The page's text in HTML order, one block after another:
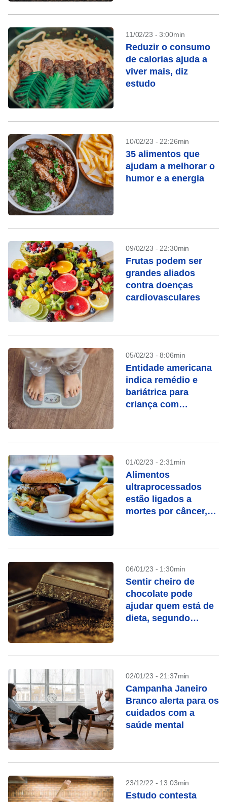
11/02/23 - 3:00min
Reduzir o consumo
de calorias ajuda a
viver mais, diz
estudo
10/02/23 - 22:26min
35 alimentos que
ajudam a melhorar o
humor e a energia
09/02/23 - 22:30min
Frutas podem ser
grandes aliados
contra doenças
cardiovasculares
05/02/23 - 8:06min
Entidade americana
indica remédio e
bariátrica para
criança com
01/02/23 - 2:31min
Alimentos
ultraprocessados ​​
estão ligados a
mortes por câncer,
06/01/23 - 1:30min
Sentir cheiro de
chocolate pode
ajudar quem está de
dieta, segundo
02/01/23 - 21:37min
Campanha Janeiro
Branco alerta para os
cuidados com a
saúde mental
23/12/22 - 13:03min
Estudo contesta